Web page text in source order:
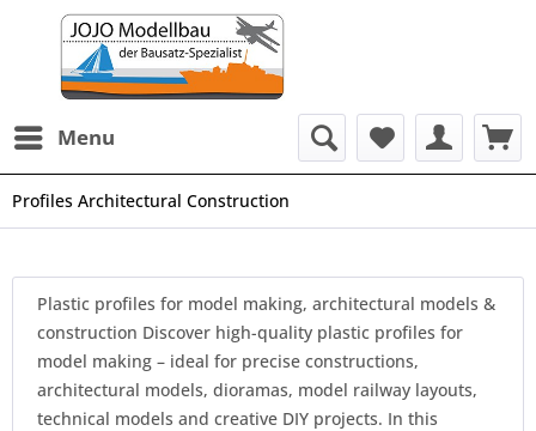
Menu
Profiles Architectural Construction
Plastic profiles for model making, architectural models &
construction Discover high-quality plastic profiles for
model making – ideal for precise constructions,
architectural models, dioramas, model railway layouts,
technical models and creative DIY projects. In this